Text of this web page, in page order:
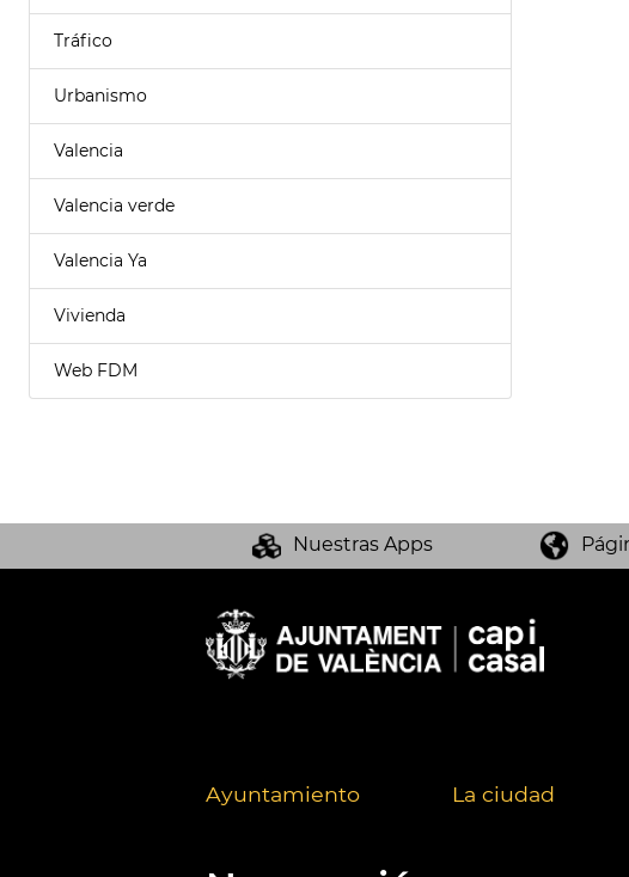
Tráfico
Urbanismo
Valencia
Valencia verde
Valencia Ya
Vivienda
Web FDM
Nuestras Apps
Ayuntamiento La ciudad